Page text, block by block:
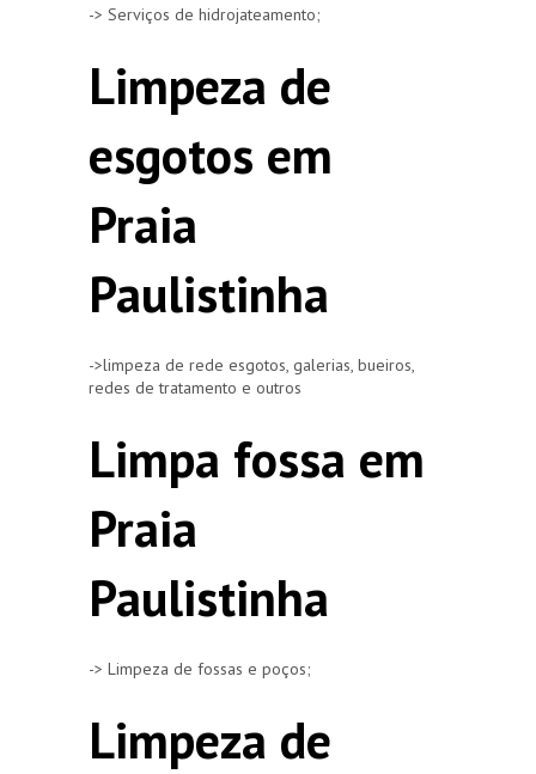
-> Serviços de hidrojateamento;
Limpeza de
esgotos em
Praia
Paulistinha
->limpeza de rede esgotos, galerias, bueiros,
redes de tratamento e outros
Limpa fossa em
Praia
Paulistinha
-> Limpeza de fossas e poços;
Limpeza de